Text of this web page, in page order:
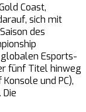
Coast,
sich mit
des
Esports-
fünf Titel hinweg
und PC),
Die